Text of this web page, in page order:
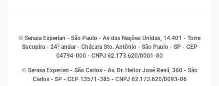
Inovação e Tecnologia
Leis e impostos
Marketing
© Serasa Experian - São Paulo - Av das Nações Unidas, 14.401 - Torre
Sucupira - 24º andar - Chácara Sto. Antônio - São Paulo - SP - CEP
04794-000 - CNPJ 62.173.620/0001-80
© Serasa Experian - São Carlos - Av. Dr. Heitor José Reali, 360 - São
Carlos - SP - CEP 13571-385 - CNPJ 62.173.620/0093-06